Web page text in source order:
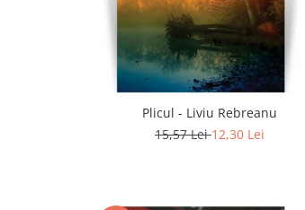
Plicul - Liviu Rebreanu
15,57 Lei12,30 Lei